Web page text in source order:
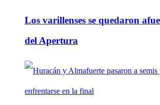
Los varillenses se quedaron
del Apertura